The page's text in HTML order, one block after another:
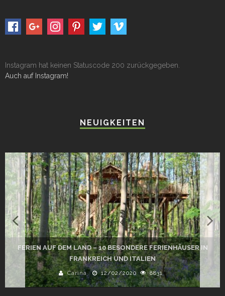
Instagram hat keinen Statuscode 200 zurückgegeben.
Auch auf Instagram!
NEUIGKEITEN
FERIEN AUF DEM LAND – 10 BESONDERE FERIENHÄUSER IN
FRANKREICH UND ITALIEN
Carina 12/02/2020 8831